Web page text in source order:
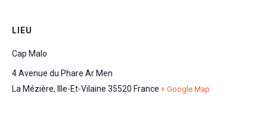
LIEU
Cap Malo
4 Avenue du Phare Ar Men
La Mézière, Ille-Et-Vilaine 35520 France + Google Map